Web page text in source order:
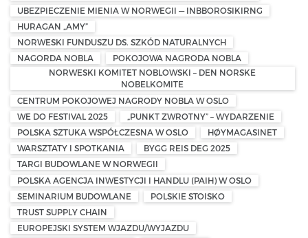
UBEZPIECZENIE MIENIA W NORWEGII — INBBOROSIKIRNG
HURAGAN „AMY”
NORWESKI FUNDUSZU DS. SZKÓD NATURALNYCH
NAGORDA NOBLA
POKOJOWA NAGRODA NOBLA
NORWESKI KOMITET NOBLOWSKI – DEN NORSKE
NOBELKOMITE
CENTRUM POKOJOWEJ NAGRODY NOBLA W OSLO
WE DO FESTIVAL 2025
„PUNKT ZWROTNY” – WYDARZENIE
POLSKA SZTUKA WSPÓŁCZESNA W OSLO
HØYMAGASINET
WARSZTATY I SPOTKANIA
BYGG REIS DEG 2025
TARGI BUDOWLANE W NORWEGII
POLSKA AGENCJA INWESTYCJI I HANDLU (PAIH) W OSLO
SEMINARIUM BUDOWLANE
POLSKIE STOISKO
TRUST SUPPLY CHAIN
EUROPEJSKI SYSTEM WJAZDU/WYJAZDU